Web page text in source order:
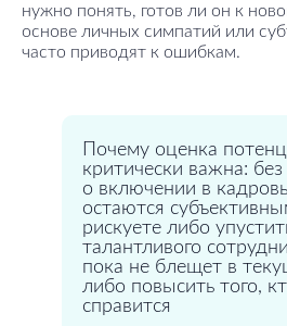
нужно понять, готов ли он к
основе личных симпатий или
часто приводят к ошибкам.
Почему оценка
критически важна:
о включении в
остаются
рискуете либо
талантливого
пока не блещет в
либо повысить того,
справится